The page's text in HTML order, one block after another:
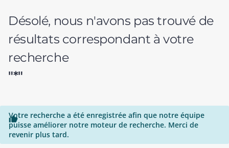
Désolé, nous n'avons pas trouvé de
résultats correspondant à votre
recherche
"*"

Votre recherche a été enregistrée afin que notre équipe
puisse améliorer notre moteur de recherche. Merci de
revenir plus tard.